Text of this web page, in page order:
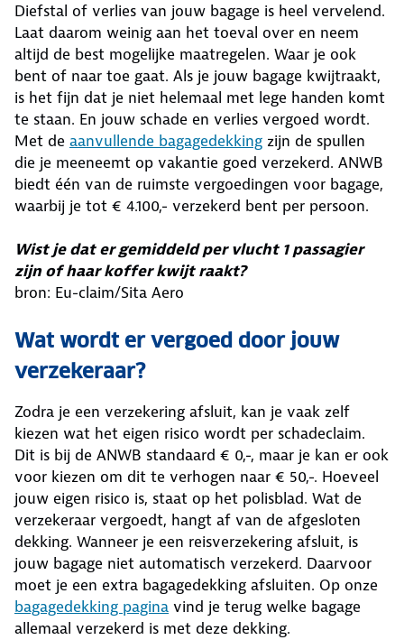
Diefstal of verlies van jouw bagage is heel vervelend.
Laat daarom weinig aan het toeval over en neem
altijd de best mogelijke maatregelen. Waar je ook
bent of naar toe gaat. Als je jouw bagage kwijtraakt,
is het fijn dat je niet helemaal met lege handen komt
te staan. En jouw schade en verlies vergoed wordt.
Met de aanvullende bagagedekking zijn de spullen
die je meeneemt op vakantie goed verzekerd. ANWB
biedt één van de ruimste vergoedingen voor bagage,
waarbij je tot € 4.100,- verzekerd bent per persoon.
Wist je dat er gemiddeld per vlucht 1 passagier
zijn of haar koffer kwijt raakt?
bron: Eu-claim/Sita Aero
Wat wordt er vergoed door jouw
verzekeraar?
Zodra je een verzekering afsluit, kan je vaak zelf
kiezen wat het eigen risico wordt per schadeclaim.
Dit is bij de ANWB standaard € 0,-, maar je kan er ook
voor kiezen om dit te verhogen naar € 50,-. Hoeveel
jouw eigen risico is, staat op het polisblad. Wat de
verzekeraar vergoedt, hangt af van de afgesloten
dekking. Wanneer je een reisverzekering afsluit, is
jouw bagage niet automatisch verzekerd. Daarvoor
moet je een extra bagagedekking afsluiten. Op onze
bagagedekking pagina vind je terug welke bagage
allemaal verzekerd is met deze dekking.